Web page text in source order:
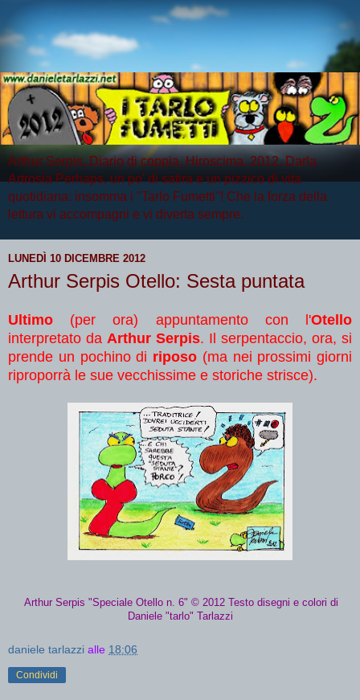
Arthur Serpis, Diario di coppia, Hiroscima, 2012, Darla
Artrosia Perhaps, un po' di satira e un pizzico di vita
quotidiana: insomma i "Tarlo Fumetti"! Che la forza della
lettura vi accompagni e vi diverta sempre.
LUNEDÌ 10 DICEMBRE 2012
Arthur Serpis Otello: Sesta puntata
Ultimo (per ora) appuntamento con l'Otello
interpretato da Arthur Serpis. Il serpentaccio, ora, si
prende un pochino di riposo (ma nei prossimi giorni
riproporrà le sue vecchissime e storiche strisce).
Arthur Serpis "Speciale Otello n. 6" © 2012 Testo disegni e colori di
Daniele "tarlo" Tarlazzi
daniele tarlazzi alle 18:06
Condividi